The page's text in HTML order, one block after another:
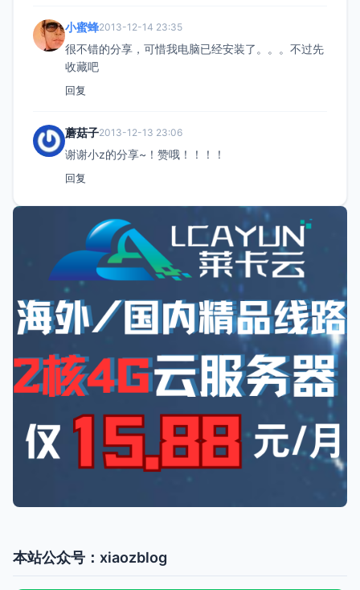
小蜜蜂2013-12-14 23:35
很不错的分享，可惜我电脑已经安装了。。。不过先
收藏吧
回复
蘑菇子2013-12-13 23:06
谢谢小z的分享~！赞哦！！！！
回复
本站公众号：xiaozblog